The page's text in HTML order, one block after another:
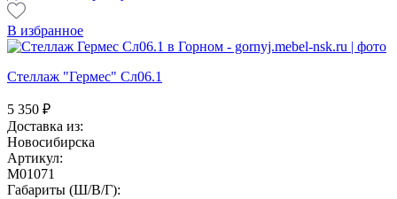
В избранное
Стеллаж "Гермес" Сл06.1
5 350 ₽
Доставка из:
Новосибирска
Артикул:
M01071
Габариты (Ш/В/Г):